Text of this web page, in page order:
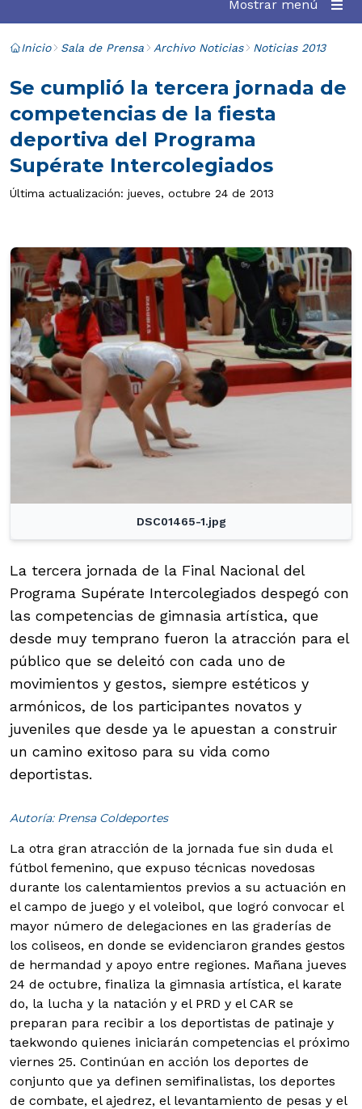
Mostrar menú
Inicio Sala de Prensa Archivo Noticias Noticias 2013
Se cumplió la tercera jornada de
competencias de la fiesta
deportiva del Programa
Supérate Intercolegiados
Última actualización: jueves, octubre 24 de 2013
DSC01465-1.jpg
La tercera jornada de la Final Nacional del
Programa Supérate Intercolegiados despegó con
las competencias de gimnasia artística, que
desde muy temprano fueron la atracción para el
público que se deleitó con cada uno de
movimientos y gestos, siempre estéticos y
armónicos, de los participantes novatos y
juveniles que desde ya le apuestan a construir
un camino exitoso para su vida como
deportistas.
Autoría: Prensa Coldeportes
La otra gran atracción de la jornada fue sin duda el
fútbol femenino, que expuso técnicas novedosas
durante los calentamientos previos a su actuación en
el campo de juego y el voleibol, que logró convocar el
mayor número de delegaciones en las graderías de
los coliseos, en donde se evidenciaron grandes gestos
de hermandad y apoyo entre regiones. Mañana jueves
24 de octubre, finaliza la gimnasia artística, el karate
do, la lucha y la natación y el PRD y el CAR se
preparan para recibir a los deportistas de patinaje y
taekwondo quienes iniciarán competencias el próximo
viernes 25. Continúan en acción los deportes de
conjunto que ya definen semifinalistas, los deportes
de combate, el ajedrez, el levantamiento de pesas y el